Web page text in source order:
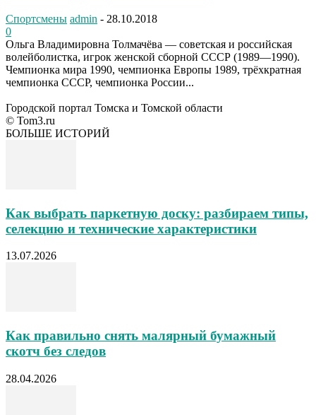
Спортсмены admin - 28.10.2018
0
Ольга Владимировна Толмачёва — советская и российская
волейболистка, игрок женской сборной СССР (1989—1990).
Чемпионка мира 1990, чемпионка Европы 1989, трёхкратная
чемпионка СССР, чемпионка России...
Городской портал Томска и Томской области
© Tom3.ru
БОЛЬШЕ ИСТОРИЙ
Как выбрать паркетную доску: разбираем типы,
селекцию и технические характеристики
13.07.2026
Как правильно снять малярный бумажный
скотч без следов
28.04.2026